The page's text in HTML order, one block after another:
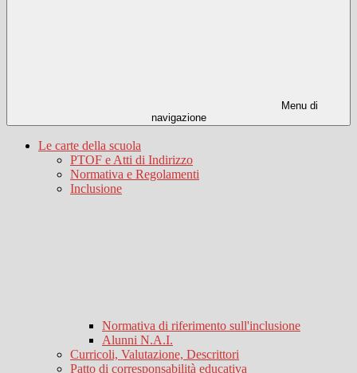
Menu di
navigazione
Le carte della scuola
PTOF e Atti di Indirizzo
Normativa e Regolamenti
Inclusione
Normativa di riferimento sull'inclusione
Alunni N.A.I.
Curricoli, Valutazione, Descrittori
Patto di corresponsabilità educativa